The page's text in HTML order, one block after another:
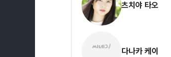
츠치야 타오
다나카 케이